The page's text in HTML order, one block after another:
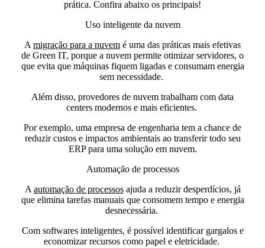
prática. Confira abaixo os principais!
Uso inteligente da nuvem
A migração para a nuvem é uma das práticas mais efetivas
de Green IT, porque a nuvem permite otimizar servidores, o
que evita que máquinas fiquem ligadas e consumam energia
sem necessidade.
Além disso, provedores de nuvem trabalham com data
centers modernos e mais eficientes.
Por exemplo, uma empresa de engenharia tem a chance de
reduzir custos e impactos ambientais ao transferir todo seu
ERP para uma solução em nuvem.
Automação de processos
A automação de processosajuda a reduzir desperdícios, já
que elimina tarefas manuais que consomem tempo e energia
desnecessária.
Com softwares inteligentes, é possível identificar gargalos e
economizar recursos como papel e eletricidade.